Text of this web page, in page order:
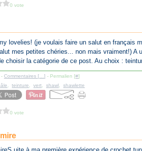
0 vote
lovelies! (je voulais faire un salut en français
mes petites chéries... non mais vraiment!) A
choisir la catégorie de ce post. Au choix :
-Commentaires [ …] - Permalien [#]
,teinture ,vert ,shawl ,shawlette
0 vote